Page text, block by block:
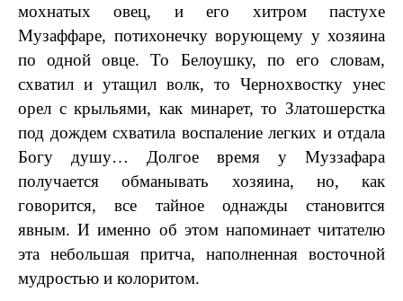
мохнатых овец, и его хитром пастухе
Музаффаре, потихонечку ворующему у хозяина
по одной овце. То Белоушку, по его словам,
схватил и утащил волк, то Чернохвостку унес
орел с крыльями, как минарет, то Златошерстка
под дождем схватила воспаление легких и отдала
Богу душу… Долгое время у Муззафара
получается обманывать хозяина, но, как
говорится, все тайное однажды становится
явным. И именно об этом напоминает читателю
эта небольшая притча, наполненная восточной
мудростью и колоритом.